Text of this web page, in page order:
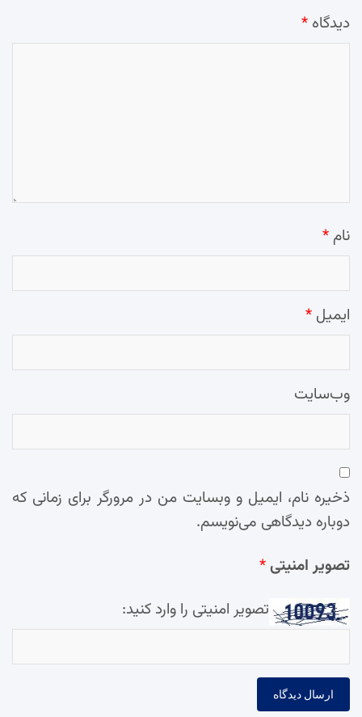
دیدگاه *
نام *
ایمیل *
وب‌سایت
ذخیره نام، ایمیل و وبسایت من در مرورگر برای زمانی که
دوباره دیدگاهی می‌نویسم.
تصویر امنیتی*
تصویر امنیتی را وارد کنید: